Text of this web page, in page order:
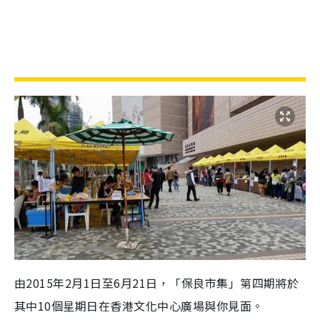
由2015年2月1日至6月21日，「保良市集」第四期將於
其中10個星期日在香港文化中心廣場與你見面。